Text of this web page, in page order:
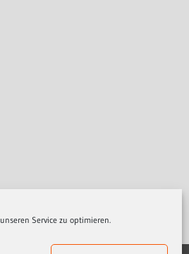
Service zu optimieren.